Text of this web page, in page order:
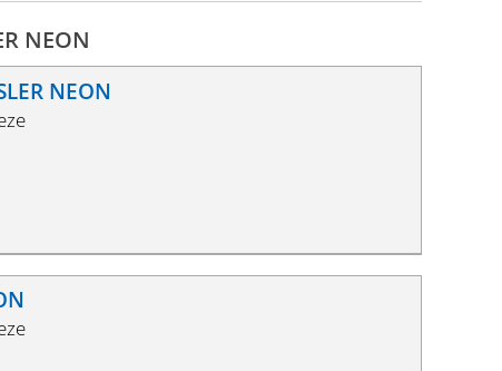
NEON
NEON